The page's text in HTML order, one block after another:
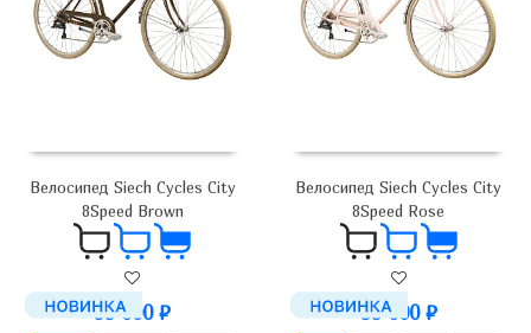
Велосипед Siech Cycles City
8Speed Brown
99 000₽
Велосипед Siech Cycles City
8Speed Rose
99 000 ₽